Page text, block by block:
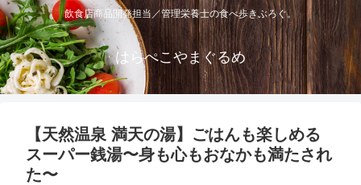
飲食店商品開発担当／管理栄養士の食べ歩きぶろぐ。
はらぺこやまぐるめ
【天然温泉 満天の湯】ごはんも楽しめる
スーパー銭湯〜身も心もおなかも満たされ
た〜